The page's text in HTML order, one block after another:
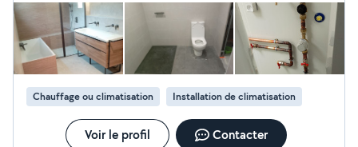
Chauffage ou climatisation Installation de climatisation
Voir le profil Contacter